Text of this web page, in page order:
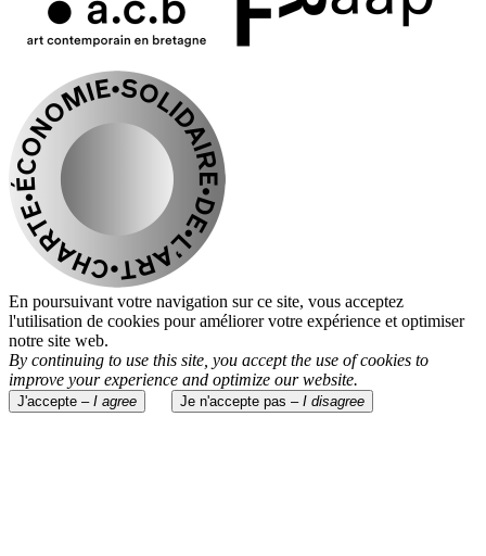
En poursuivant votre navigation sur ce site, vous acceptez
l'utilisation de cookies pour améliorer votre expérience et optimiser
notre site web.
By continuing to use this site, you accept the use of cookies to
improve your experience and optimize our website.
J'accepte – I agree Je n'accepte pas – I disagree